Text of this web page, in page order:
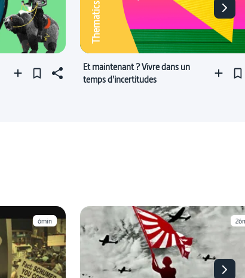
Thematics
Et maintenant ? Vivre dans un
temps d'incertitudes
6min